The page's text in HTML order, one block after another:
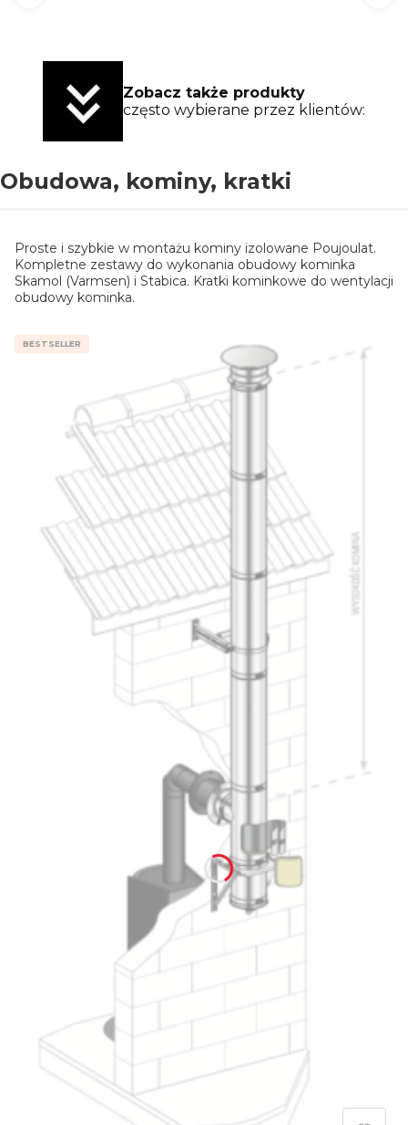
Zobacz także produkty
często wybierane przez klientów:
Obudowa, kominy, kratki
Proste i szybkie w montażu kominy izolowane Poujoulat.
Kompletne zestawy do wykonania obudowy kominka
Skamol (Varmsen) i Stabica. Kratki kominkowe do wentylacji
obudowy kominka.
BESTSELLER